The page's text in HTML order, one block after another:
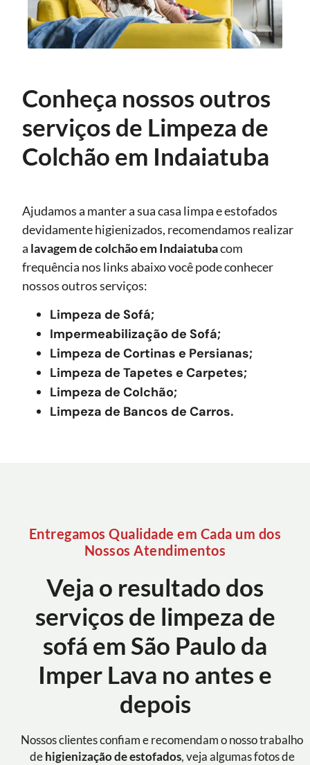
Conheça nossos outros
serviços de Limpeza de
Colchão em Indaiatuba
Ajudamos a manter a sua casa limpa e estofados
devidamente higienizados, recomendamos realizar
a lavagem de colchãoem Indaiatubacom
frequência nos links abaixo você pode conhecer
nossos outros serviços:
Limpeza de Sofá;
Impermeabilização de Sofá;
Limpeza de Cortinas e Persianas;
Limpeza de Tapetes e Carpetes;
Limpeza de Colchão;
Limpeza de Bancos de Carros.
Entregamos Qualidade em Cada um dos
Nossos Atendimentos
Veja o resultado dos
serviços de limpeza de
sofá em São Paulo da
Imper Lava no antes e
depois
Nossos clientes confiam e recomendam o nosso trabalho
de higienização de estofados, veja algumas fotos de